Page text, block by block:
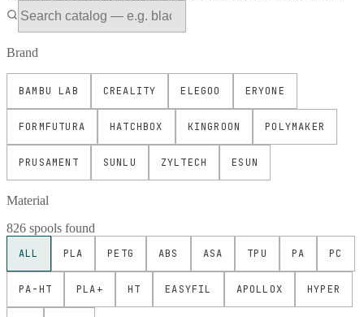
Brand
BAMBU LAB CREALITY ELEGOO ERYONE
FORMFUTURA HATCHBOX KINGROON POLYMAKER
PRUSAMENT SUNLU ZYLTECH ESUN
Material
826 spools found
ALL PLA PETG ABS ASA TPU PA PC
PA-HT PLA+ HT EASYFIL APOLLOX HYPER